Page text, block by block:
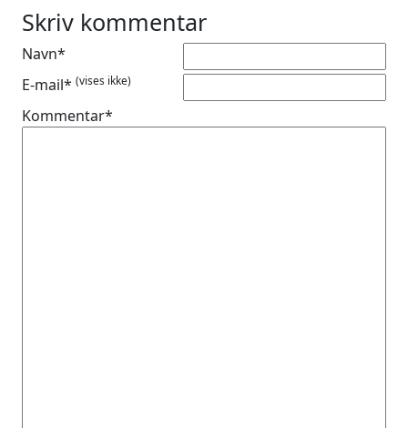
Skriv kommentar
Navn*
E-mail* (vises ikke)
Kommentar*